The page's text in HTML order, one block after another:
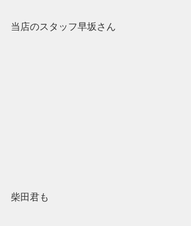
当店のスタッフ早坂さん
柴田君も